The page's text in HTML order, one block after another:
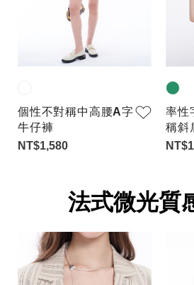
個性不對稱中高腰A字
牛仔褲
NT$1,580
率性
稱斜
法式微光質